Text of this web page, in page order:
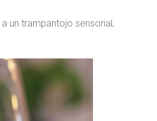
un trampantojo sensorial,